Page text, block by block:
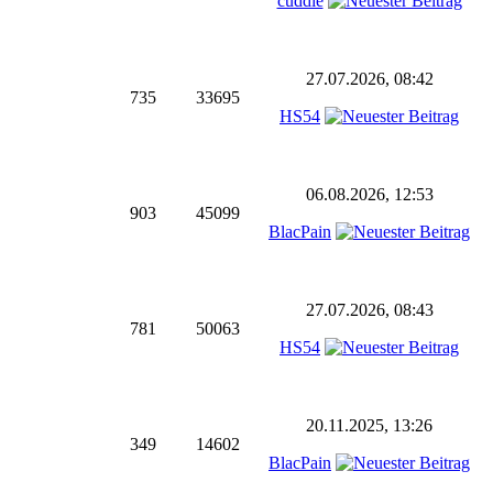
735 33695
27.07.2026, 08:42
HS54
903 45099
06.08.2026, 12:53
BlacPain
781 50063
27.07.2026, 08:43
HS54
349 14602
20.11.2025, 13:26
BlacPain